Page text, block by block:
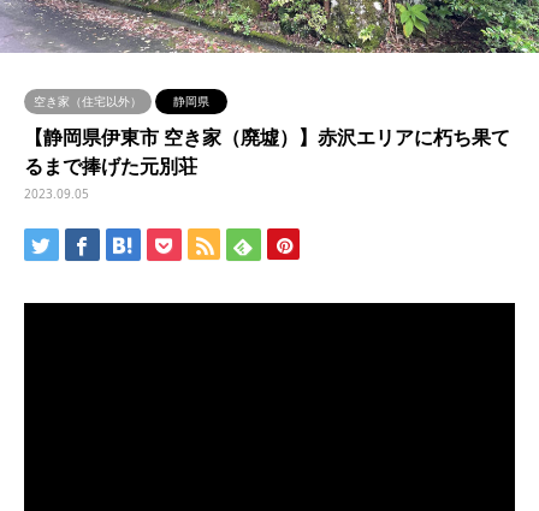
空き家（住宅以外） 静岡県
【静岡県伊東市 空き家（廃墟）】赤沢エリアに朽ち果て
るまで捧げた元別荘
2023.09.05